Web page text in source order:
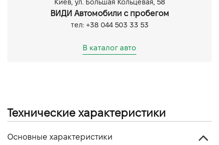
Киев, ул. Большая Кольцевая, 58
ВИДИ Автомобили с пробегом
тел: +38 044 503 33 53
В каталог авто
Технические характеристики
Основные характеристики